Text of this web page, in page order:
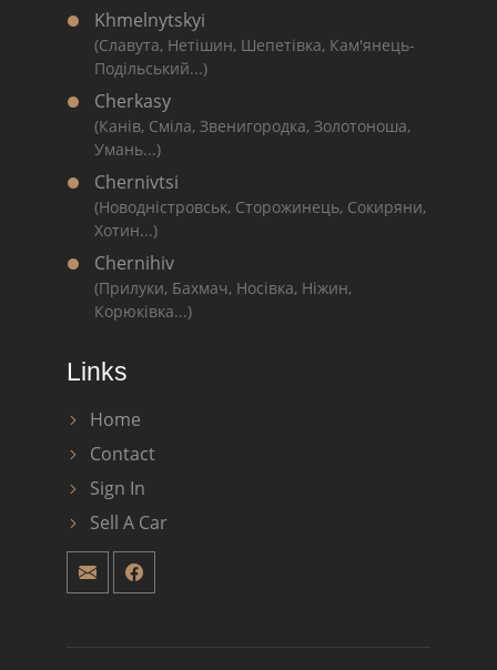
Khmelnytskyi
(Славута, Нетішин, Шепетівка, Кам'янець-
Подільський...)
Cherkasy
(Канів, Сміла, Звенигородка, Золотоноша,
Умань...)
Chernivtsi
(Новодністровськ, Сторожинець, Сокиряни,
Хотин...)
Chernihiv
(Прилуки, Бахмач, Носівка, Ніжин,
Корюківка...)
Links
Home
Contact
Sign In
Sell A Car